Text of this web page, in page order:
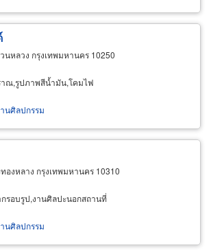
นหลวง กรุงเทพมหานคร 10250
าณ,รูปภาพสีน้ำมัน,โคมไฟ
นศิลปกรรม
องหลาง กรุงเทพมหานคร 10310
รอบรูป,งานศิลปะนอกสถานที่
นศิลปกรรม